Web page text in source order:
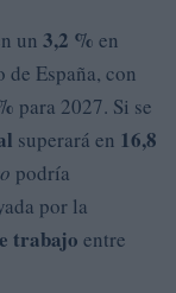
un 3,2 % en
España, con
para 2027. Si se
superará en 16,8
podría
por la
trabajo entre